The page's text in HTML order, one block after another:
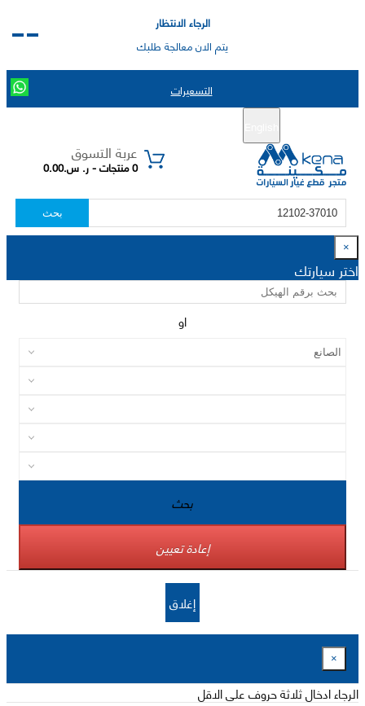
الرجاء الانتظار
يتم الان معالجة طلبك
التسعيرات
عربة التسوق
0 منتجات - ر. س.0.00
بحث
×
اختر سيارتك
او
بحث
إعادة تعيين
إغلاق
×
الرجاء ادخال ثلاثة حروف على الاقل